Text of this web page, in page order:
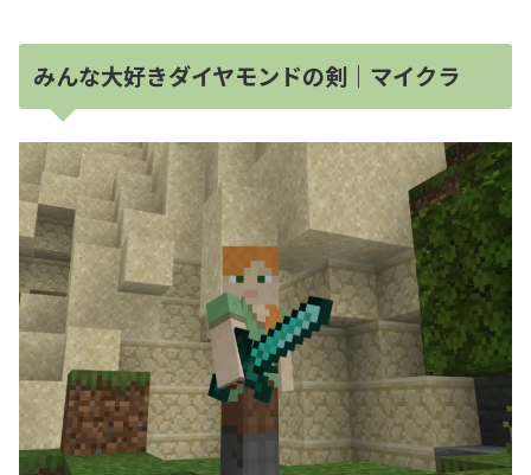
みんな大好きダイヤモンドの剣｜マイクラ